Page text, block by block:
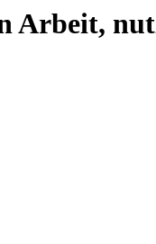
Arbeit,